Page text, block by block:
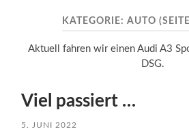
KATEGORIE: AUTO
Aktuell fahren wir einen Audi A3
DSG.
Viel passiert …
5. JUNI 2022